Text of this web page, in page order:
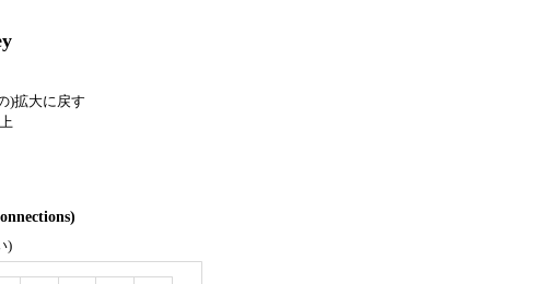
)拡大に戻す
)